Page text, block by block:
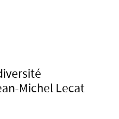
Michel Lecat